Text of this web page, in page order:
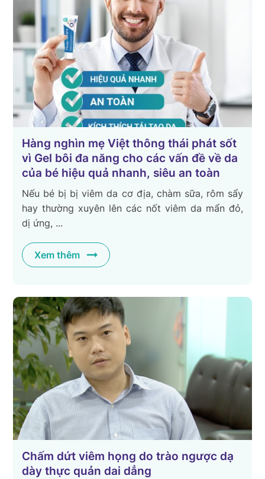
Hàng nghìn mẹ Việt thông thái phát sốt
vì Gel bôi đa năng cho các vấn đề về da
của bé hiệu quả nhanh, siêu an toàn
Nếu bé bị bị viêm da cơ địa, chàm sữa, rôm sẩy
hay thường xuyên lên các nốt viêm da mẩn đỏ,
dị ứng, ...
Xem thêm
Chấm dứt viêm họng do trào ngược dạ
dày thực quản dai dẳng